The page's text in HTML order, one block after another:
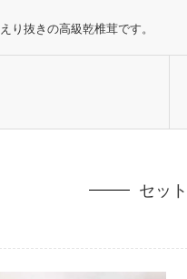
り抜きの高級乾椎茸です。
セッ